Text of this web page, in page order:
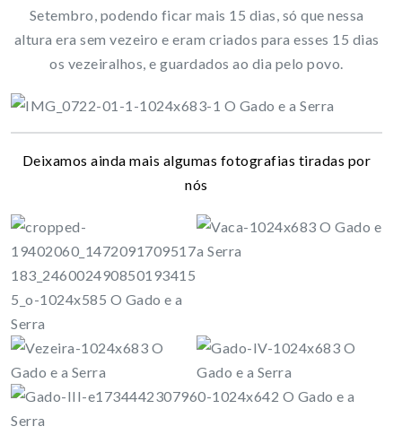
Setembro, podendo ficar mais 15 dias, só que nessa
altura era sem vezeiro e eram criados para esses 15 dias
os vezeiralhos, e guardados ao dia pelo povo.
Deixamos ainda mais algumas fotografias tiradas por
nós